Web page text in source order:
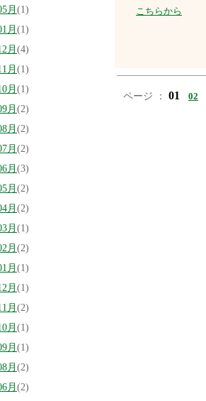
月 (1)
月 (1)
月 (4)
月 (1)
月 (1)
月 (2)
月 (2)
月 (2)
月 (3)
月 (2)
月 (2)
月 (1)
月 (2)
月 (1)
月 (1)
月 (2)
月 (1)
月 (1)
月 (2)
月 (2)
こちらから
ページ ： 01 02